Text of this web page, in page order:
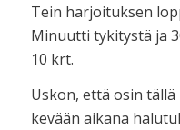
Tein harjoituksen
Minuutti tykitystä ja
10 krt.
Uskon, että osin
kevään aikana